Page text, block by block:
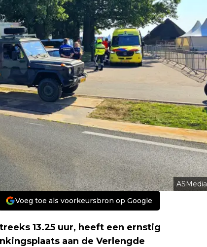
ASMedia
Voeg toe als voorkeursbron op Google
13.25 uur, heeft een ernstig
aan de Verlengde